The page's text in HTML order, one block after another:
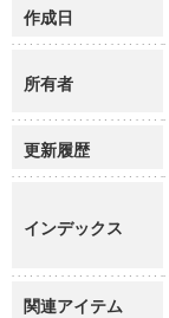
作成日
所有者
更新履歴
インデックス
関連アイテム